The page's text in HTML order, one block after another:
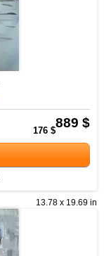
889 $
176 $
13.78 x 19.69 in